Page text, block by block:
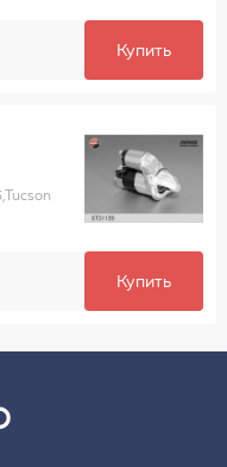
Купить
Купить